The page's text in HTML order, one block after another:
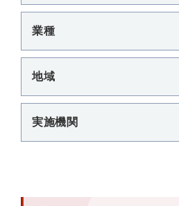
業種
地域
実施機関